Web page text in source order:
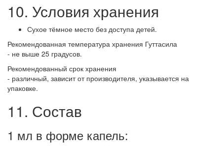
10. Условия хранения
Сухое тёмное место без доступа детей.
Рекомендованная температура хранения Гуттасила
- не выше 25 градусов.
Рекомендованный срок хранения
- различный, зависит от производителя, указывается на
упаковке.
11. Состав
1 мл в форме капель: